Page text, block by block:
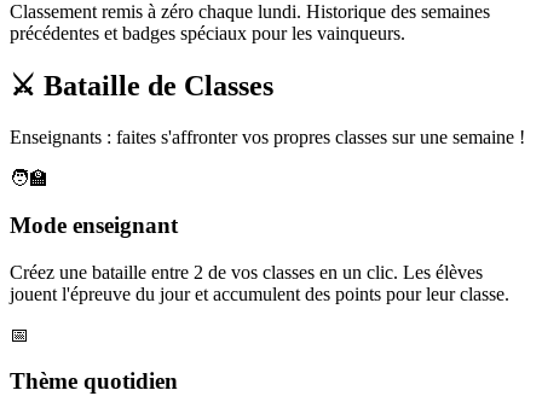
Classement remis à zéro chaque lundi. Historique des semaines
précédentes et badges spéciaux pour les vainqueurs.
⚔️ Bataille de Classes
Enseignants : faites s'affronter vos propres classes sur une semaine !
🧑‍🏫
Mode enseignant
Créez une bataille entre 2 de vos classes en un clic. Les élèves
jouent l'épreuve du jour et accumulent des points pour leur classe.
📅
Thème quotidien